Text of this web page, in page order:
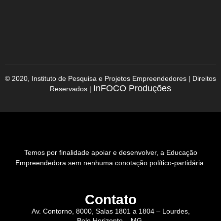
© 2020, Instituto de Pesquisa e Projetos Empreendedores | Direitos
Reservados | InFOCO Produções
Temos por finalidade apoiar e desenvolver, a Educação
Empreendedora sem nenhuma conotação político-partidária.
Contato
Av. Contorno, 8000, Salas 1801 a 1804 – Lourdes,